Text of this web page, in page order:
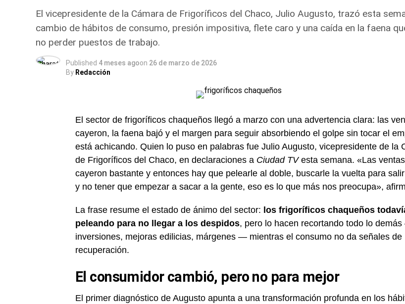
El vicepresidente de la Cámara de Frigoríficos del Chaco, Julio Augusto, trazó esta
cambio de hábitos de consumo, presión impositiva, flete caro y una caída en la faena
no perder puestos de trabajo.
Published 4 meses agoon 26 de marzo de 2026
By Redacción
El sector de frigoríficos chaqueños llegó a marzo con una advertencia clara: las
cayeron, la faena bajó y el margen para seguir absorbiendo el golpe sin tocar el
está achicando. Quien lo puso en palabras fue Julio Augusto, vicepresidente de la
de Frigoríficos del Chaco, en declaraciones a Ciudad TVesta semana. «Las
cayeron bastante y entonces hay que pelearle al doble, buscarle la vuelta para
y no tener que empezar a sacar a la gente, eso es lo que más nos preocupa»,
La frase resume el estado de ánimo del sector: los frigoríficos chaqueños
peleando para no llegar a los despidos, pero lo hacen recortando todo lo
inversiones, mejoras edilicias, márgenes — mientras el consumo no da señales de
recuperación.
El consumidor cambió, pero no para mejor
El primer diagnóstico de Augusto apunta a una transformación profunda en los